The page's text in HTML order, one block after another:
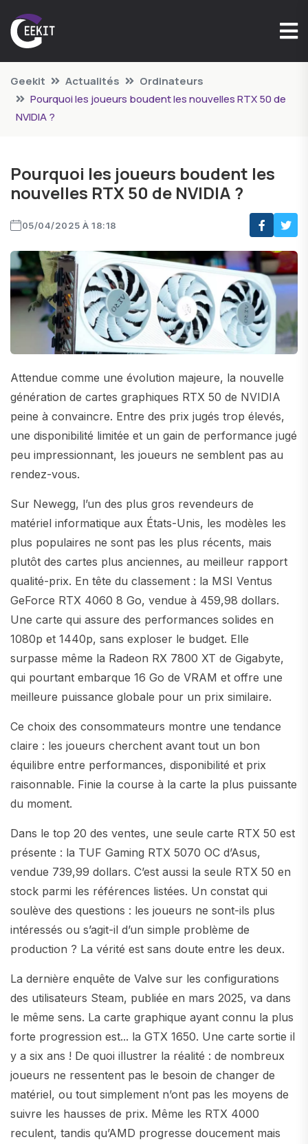
Geekit Actualités
Ordinateurs
Pourquoi les joueurs boudent les nouvelles RTX 50 de
NVIDIA ?
Pourquoi les joueurs boudent les
nouvelles RTX 50 de NVIDIA ?
05/04/2025 À 18:18
Attendue comme une évolution majeure, la nouvelle
génération de cartes graphiques RTX 50 de NVIDIA
peine à convaincre. Entre des prix jugés trop élevés,
une disponibilité limitée et un gain de performance jugé
peu impressionnant, les joueurs ne semblent pas au
rendez-vous.
Sur Newegg, l’un des plus gros revendeurs de
matériel informatique aux États-Unis, les modèles les
plus populaires ne sont pas les plus récents, mais
plutôt des cartes plus anciennes, au meilleur rapport
qualité-prix. En tête du classement : la MSI Ventus
GeForce RTX 4060 8 Go, vendue à 459,98 dollars.
Une carte qui assure des performances solides en
1080p et 1440p, sans exploser le budget. Elle
surpasse même la Radeon RX 7800 XT de Gigabyte,
qui pourtant embarque 16 Go de VRAM et offre une
meilleure puissance globale pour un prix similaire.
Ce choix des consommateurs montre une tendance
claire : les joueurs cherchent avant tout un bon
équilibre entre performances, disponibilité et prix
raisonnable. Finie la course à la carte la plus puissante
du moment.
Dans le top 20 des ventes, une seule carte RTX 50 est
présente : la TUF Gaming RTX 5070 OC d’Asus,
vendue 739,99 dollars. C’est aussi la seule RTX 50 en
stock parmi les références listées. Un constat qui
soulève des questions : les joueurs ne sont-ils plus
intéressés ou s’agit-il d’un simple problème de
production ? La vérité est sans doute entre les deux.
La dernière enquête de Valve sur les configurations
des utilisateurs Steam, publiée en mars 2025, va dans
le même sens. La carte graphique ayant connu la plus
forte progression est... la GTX 1650. Une carte sortie il
y a six ans ! De quoi illustrer la réalité : de nombreux
joueurs ne ressentent pas le besoin de changer de
matériel, ou tout simplement n’ont pas les moyens de
suivre les hausses de prix. Même les RTX 4000
reculent, tandis qu’AMD progresse doucement mais